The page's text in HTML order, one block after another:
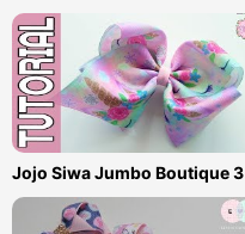
Jojo Siwa Jumbo Boutique 3